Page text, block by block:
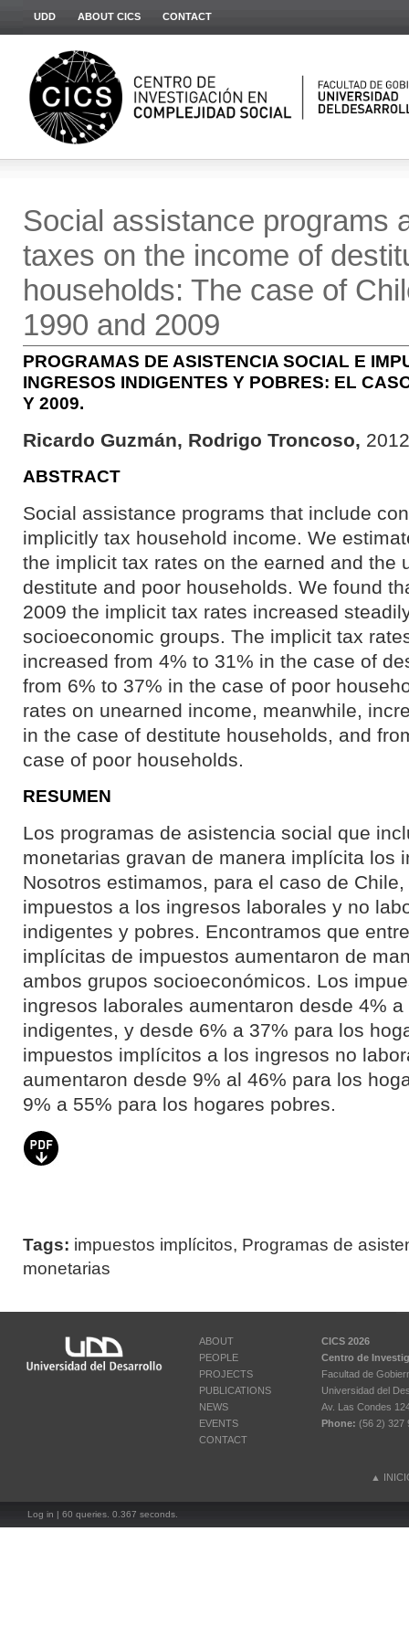
UDD ABOUT CICS CONTACT
Social assistance programs
taxes on the income of
households: The case of
1990 and 2009
PROGRAMAS DE ASISTENCIA SOCIAL E
INGRESOS INDIGENTES Y POBRES: EL
Y 2009.
Ricardo Guzmán, Rodrigo Troncoso,
ABSTRACT
Social assistance programs that include
implicitly tax household income. We
the implicit tax rates on the earned and the
destitute and poor households. We found
2009 the implicit tax rates increased
socioeconomic groups. The implicit tax
increased from 4% to 31% in the case of
from 6% to 37% in the case of poor
rates on unearned income, meanwhile,
in the case of destitute households, and
case of poor households.
RESUMEN
Los programas de asistencia social que
monetarias gravan de manera implícita los
Nosotros estimamos, para el caso de
impuestos a los ingresos laborales y no
indigentes y pobres. Encontramos que
implícitas de impuestos aumentaron de
ambos grupos socioeconómicos. Los
ingresos laborales aumentaron desde 4%
indigentes, y desde 6% a 37% para los
impuestos implícitos a los ingresos no
aumentaron desde 9% al 46% para los
9% a 55% para los hogares pobres.
Tags: impuestos implícitos, Programas de
monetarias
ABOUT
PEOPLE
PROJECTS
PUBLICATIONS
NEWS
EVENTS
CONTACT
CICS 2026
Centro de
Facultad de
Universidad del
Av. Las Condes
Phone: (56 2) 327
▲
Log in | 60 queries. 0.367 seconds.